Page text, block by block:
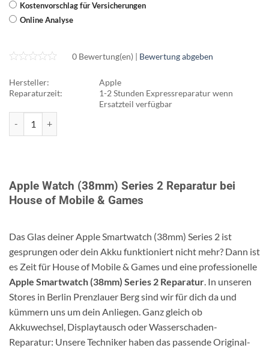
Kostenvorschlag für Versicherungen
Online Analyse
0 Bewertung(en) | Bewertung abgeben
Hersteller:
Apple
Reparaturzeit:
1-2 Stunden Expressreparatur wenn
Ersatzteil verfügbar
Apple Watch (38mm) Series 2 Reparatur bei
House of Mobile & Games
Das Glas deiner Apple Smartwatch (38mm) Series 2 ist
gesprungen oder dein Akku funktioniert nicht mehr? Dann ist
es Zeit für House of Mobile & Games und eine professionelle
Apple Smartwatch (38mm) Series 2 Reparatur. In unseren
Stores in Berlin Prenzlauer Berg sind wir für dich da und
kümmern uns um dein Anliegen. Ganz gleich ob
Akkuwechsel, Displaytausch oder Wasserschaden-
Reparatur: Unsere Techniker haben das passende Original-